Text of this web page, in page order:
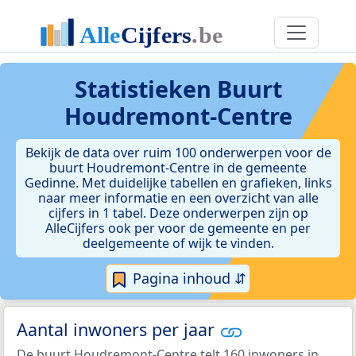
Statistieken Buurt
Houdremont-Centre
Bekijk de data over ruim 100 onderwerpen voor de
buurt Houdremont-Centre in de gemeente
Gedinne. Met duidelijke tabellen en grafieken, links
naar meer informatie en een overzicht van alle
cijfers in 1 tabel. Deze onderwerpen zijn op
AlleCijfers ook per voor de gemeente en per
deelgemeente of wijk te vinden.
Pagina inhoud ⇵
Aantal inwoners per jaar